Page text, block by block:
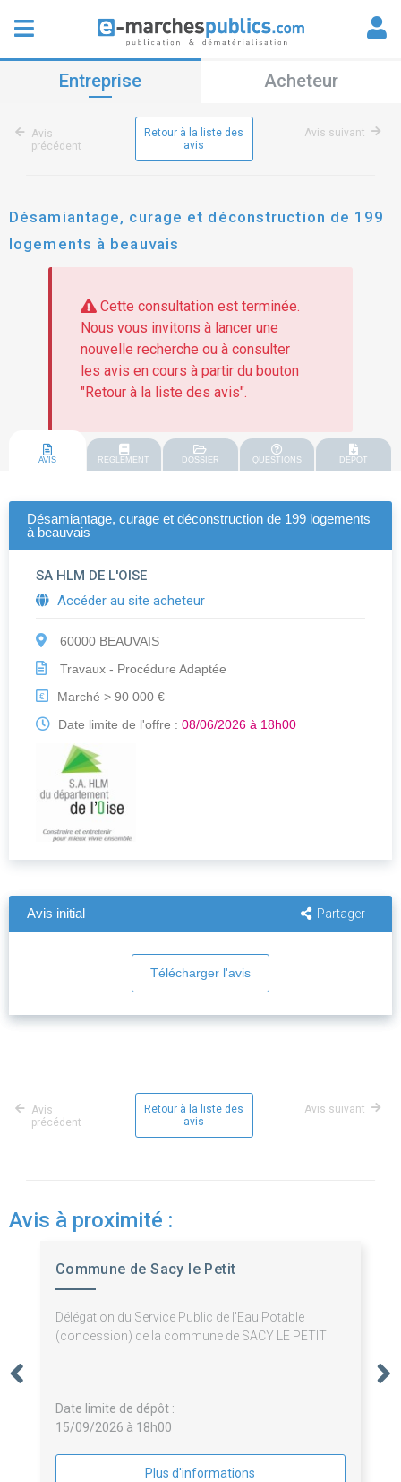
Entreprise Acheteur
Avis
précédent
Retour à la liste des
avis
Avis suivant
Désamiantage, curage et déconstruction de 199
logements à beauvais
Cette consultation est terminée.
Nous vous invitons à lancer une
nouvelle recherche ou à consulter
les avis en cours à partir du bouton
"Retour à la liste des avis".
AVIS REGLEMENT DOSSIER QUESTIONS DEPOT
Désamiantage, curage et déconstruction de 199 logements
à beauvais
SA HLM DE L'OISE
Accéder au site acheteur
60000 BEAUVAIS
Travaux - Procédure Adaptée
€
Marché > 90 000 €
Date limite de l'offre : 08/06/2026 à 18h00
Avis initial Partager
Télécharger l'avis
Avis
précédent
Retour à la liste des
avis
Avis suivant
Avis à proximité :
Commune de Sacy le Petit
Délégation du Service Public de l'Eau Potable
(concession) de la commune de SACY LE PETIT
Date limite de dépôt :
15/09/2026 à 18h00
Plus d'informations